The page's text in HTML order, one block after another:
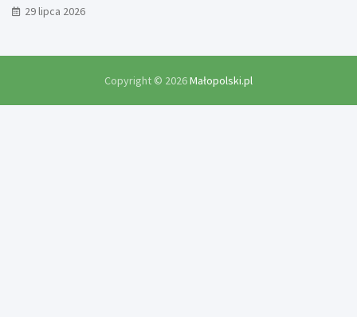
29 lipca 2026
Copyright © 2026Małopolski.pl